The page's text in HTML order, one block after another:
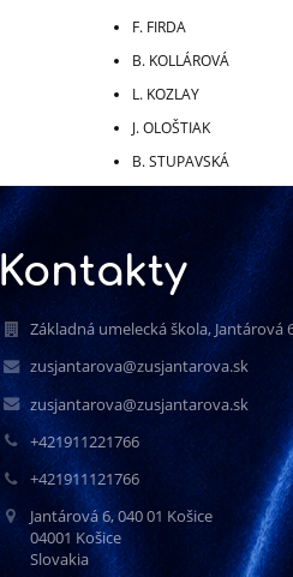
F. FIRDA
B. KOLLÁROVÁ
L. KOZLAY
J. OLOŠTIAK
B. STUPAVSKÁ
Kontakty
Základná umelecká škola, Jantárová
zusjantarova@zusjantarova.sk
zusjantarova@zusjantarova.sk
+421911221766
+421911121766
Jantárová 6, 040 01 Košice
04001 Košice
Slovakia